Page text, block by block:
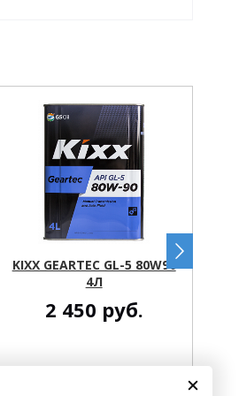
KIXX GEARTEC GL-5 80W90
4Л
2 450 руб.